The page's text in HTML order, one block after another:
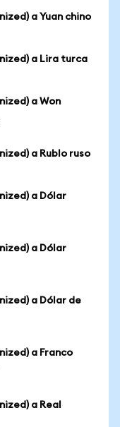
a Yuan chino
a Lira turca
a Won
a Rublo ruso
a Dólar
a Dólar
a Dólar de
a Franco
a Real